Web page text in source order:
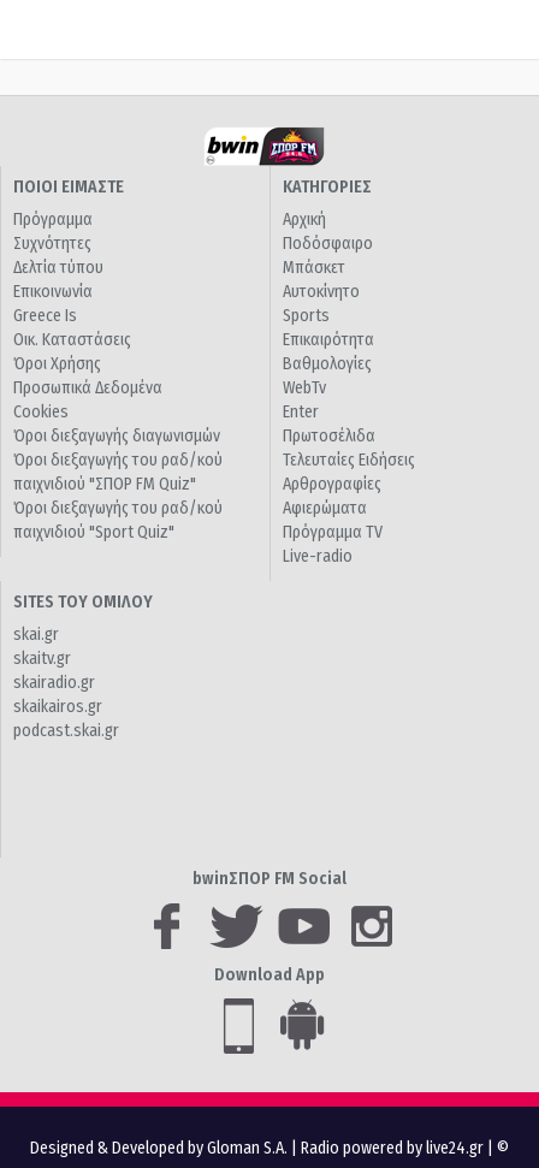
ΠΟΙΟΙ ΕΙΜΑΣΤΕ
Πρόγραμμα
Συχνότητες
Δελτία τύπου
Επικοινωνία
Greece Is
Οικ. Καταστάσεις
Όροι Χρήσης
Προσωπικά Δεδομένα
Cookies
Όροι διεξαγωγής διαγωνισμών
Όροι διεξαγωγής του ραδ/κού
παιχνιδιού "ΣΠΟΡ FM Quiz"
Όροι διεξαγωγής του ραδ/κού
παιχνιδιού "Sport Quiz"
ΚΑΤΗΓΟΡΙΕΣ
Αρχική
Ποδόσφαιρο
Μπάσκετ
Αυτοκίνητο
Sports
Επικαιρότητα
Βαθμολογίες
WebTv
Enter
Πρωτοσέλιδα
Τελευταίες Ειδήσεις
Αρθρογραφίες
Αφιερώματα
Πρόγραμμα TV
Live-radio
SITES ΤΟΥ ΟΜΙΛΟΥ
skai.gr
skaitv.gr
skairadio.gr
skaikairos.gr
podcast.skai.gr
bwinΣΠΟΡ FM Social
Download App
Designed & Developed by Gloman S.A. Radio powered by live24.gr | ©